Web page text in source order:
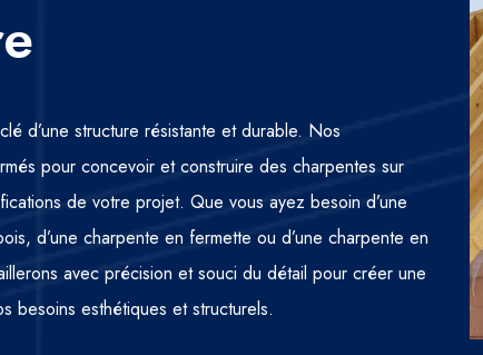
d’une structure résistante et durable. Nos
pour concevoir et construire des charpentes sur
de votre projet. Que vous ayez besoin d’une
d’une charpente en fermette ou d’une charpente en
avec précision et souci du détail pour créer une
besoins esthétiques et structurels.